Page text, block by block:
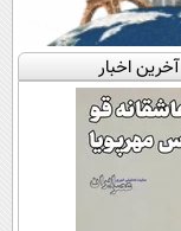
آخرین اخبار